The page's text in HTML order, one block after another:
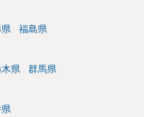
県 福島県
県 群馬県